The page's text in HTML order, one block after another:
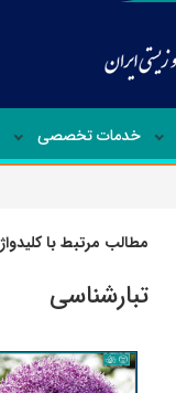
خدمات تخصصی
مطالب مرتبط با
تبارشناسی